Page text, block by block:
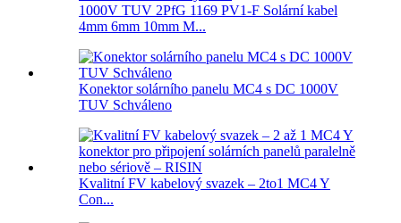
1000V TUV 2PfG 1169 PV1-F Solární kabel
4mm 6mm 10mm M...
Konektor solárního panelu MC4 s DC 1000V
TUV Schváleno
Kvalitní FV kabelový svazek – 2to1 MC4 Y
Con...